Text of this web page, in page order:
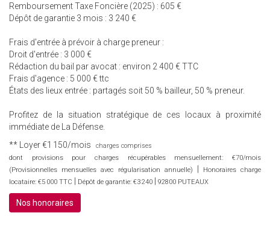
Remboursement Taxe Foncière (2025) : 605 €
Dépôt de garantie 3 mois : 3 240 €
Frais d'entrée à prévoir à charge preneur :
Droit d'entrée : 3 000 €
Rédaction du bail par avocat : environ 2 400 € TTC
Frais d'agence : 5 000 € ttc
États des lieux entrée : partagés soit 50 % bailleur, 50 % preneur.
Profitez de la situation stratégique de ces locaux à proximité
immédiate de La Défense.
** Loyer €1 150/mois
charges comprises
dont provisions pour charges récupérables mensuellement: €70/mois
(Provisionnelles mensuelles avec régularisation annuelle)
Honoraires charge
locataire: €5 000 TTC
Dépôt de garantie: €3 240 92800 PUTEAUX
Nos honoraires